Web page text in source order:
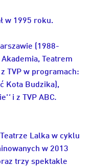
w 1995 roku.
(1988-
Akademia, Teatrem
TVP w programach:
Kota Budzika),
' i z TVP ABC.
Lalka w cyklu
w 2013
trzy spektakle